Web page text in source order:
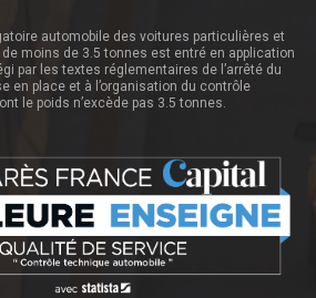
automobile des voitures particulières et
moins de 3.5 tonnes est entré en application
par les textes réglementaires de l’arrêté du
en place et à l’organisation du contrôle
le poids n’excède pas 3.5 tonnes.